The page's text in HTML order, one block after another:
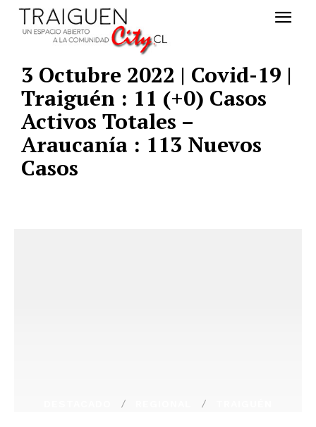
3 Octubre 2022 | Covid-19 |
Traiguén : 11 (+0) Casos
Activos Totales –
Araucanía : 113 Nuevos
Casos